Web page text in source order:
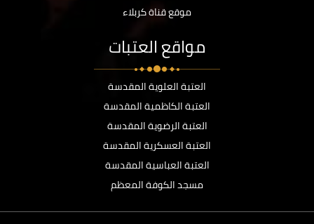
موقع قناة كربلاء
مواقع العتبات
العتبة العلوية المقدسة
العتبة الكاظمية المقدسة
العتبة الرضوية المقدسة
العتبة العسكرية المقدسة
العتبة العباسية المقدسة
مسجد الكوفة المعظم